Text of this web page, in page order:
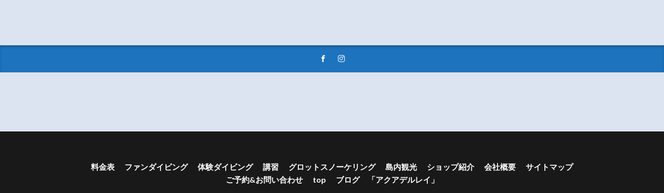
料金表 ファンダイビング 体験ダイビング 講習 グロットスノーケリング 島内観光 ショップ紹介 会社概要
サイトマップ
ご予約&お問い合わせ
top ブログ 「アクアデルレイ」